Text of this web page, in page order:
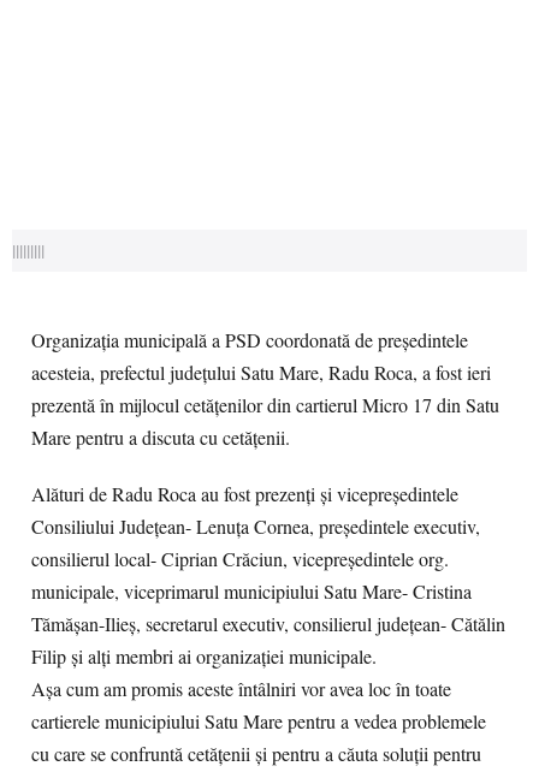
|||||||||
Organizația municipală a PSD coordonată de președintele
acesteia, prefectul județului Satu Mare, Radu Roca, a fost ieri
prezentă în mijlocul cetățenilor din cartierul Micro 17 din Satu
Mare pentru a discuta cu cetățenii.
Alături de Radu Roca au fost prezenți și vicepreședintele
Consiliului Județean- Lenuța Cornea, președintele executiv,
consilierul local- Ciprian Crăciun, vicepreședintele org.
municipale, viceprimarul municipiului Satu Mare- Cristina
Tămășan-Ilieș, secretarul executiv, consilierul județean- Cătălin
Filip și alți membri ai organizației municipale.
Așa cum am promis aceste întâlniri vor avea loc în toate
cartierele municipiului Satu Mare pentru a vedea problemele
cu care se confruntă cetățenii și pentru a căuta soluții pentru